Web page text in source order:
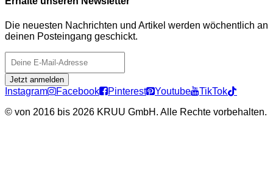
Die neuesten Nachrichten und Artikel werden wöchentlich an
deinen Posteingang geschickt.
Jetzt anmelden
Instagram Facebook Pinterest Youtube
TikTok
© von 2016 bis 2026 KRUU GmbH. Alle Rechte vorbehalten.